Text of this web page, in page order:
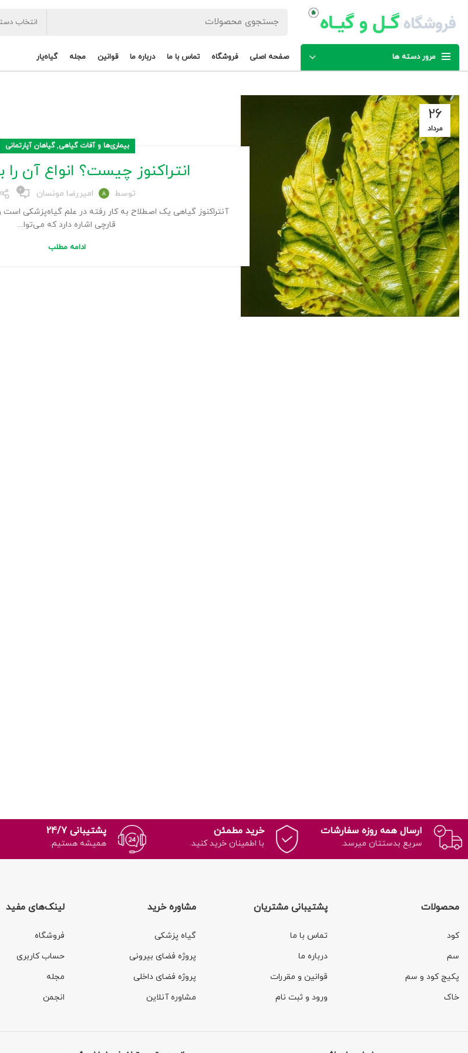
انتخاب
مرور دسته ها صفحه اصلی فروشگاه تماس با ما درباره ما قوانین مجله گیاه‌یار
26
مرداد
بیماری‌ها و آفات گیاهی,گیاهان آپارتمانی
انتراکنوز چیست؟ انواع آن
توسط امیررضا مونسان ۰
آنتراکنوز گیاهی یک اصطلاح به کار رفته در علم گیاه‌پزشکی
قارچی اشاره دارد که می‌توا...
ادامه مطلب
ارسال همه روزه سفارشات
سریع بدستتان میرسد.
خرید مطمئن
با اطمینان خرید کنید.
پشتیبانی 24/7
همیشه هستیم.
محصولات
کود
سم
پکیج کود و سم
خاک
پشتیبانی مشتریان
تماس با ما
درباره ما
قوانین و مقررات
ورود و ثبت نام
مشاوره خرید
گیاه پزشکی
پروژه فضای بیرونی
پروژه فضای داخلی
مشاوره آنلاین
لینک‌های مفید
فروشگاه
حساب کاربری
مجله
انجمن